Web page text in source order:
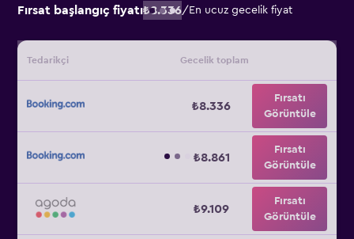
Fırsat başlangıç fiyatı₺8.336/ En ucuz gecelik fiyat
Tedarikçi Gecelik toplam
₺8.336
Fırsatı
Görüntüle
₺8.861
Fırsatı
Görüntüle
₺9.109
Fırsatı
Görüntüle